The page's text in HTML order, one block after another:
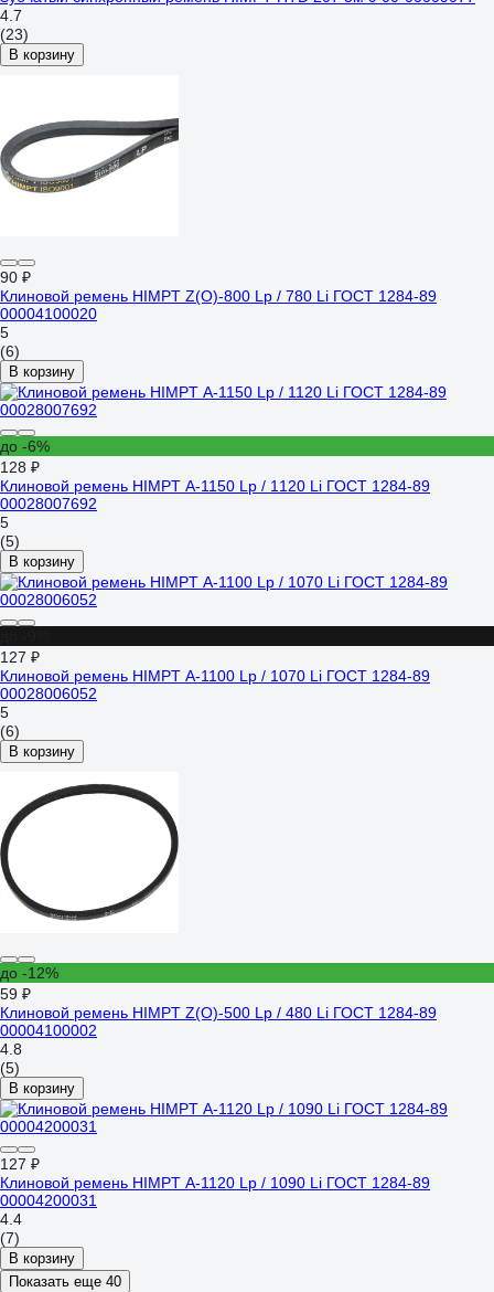
4.7
(23)
В корзину
90 ₽
Клиновой ремень HIMPT Z(O)-800 Lp / 780 Li ГОСТ 1284-89
00004100020
5
(6)
В корзину
до -6%
128 ₽
Клиновой ремень HIMPT А-1150 Lp / 1120 Li ГОСТ 1284-89
00028007692
5
(5)
В корзину
127 ₽
Клиновой ремень HIMPT А-1100 Lp / 1070 Li ГОСТ 1284-89
00028006052
5
(6)
В корзину
до -12%
59 ₽
Клиновой ремень HIMPT Z(O)-500 Lp / 480 Li ГОСТ 1284-89
00004100002
4.8
(5)
В корзину
127 ₽
Клиновой ремень HIMPT А-1120 Lp / 1090 Li ГОСТ 1284-89
00004200031
4.4
(7)
В корзину
Показать еще 40